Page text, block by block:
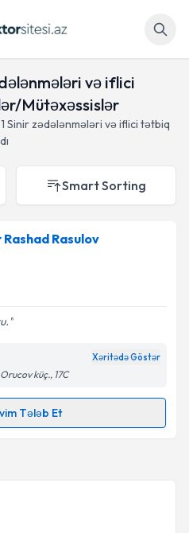
və iflici
Mütəxəssislər
1 Sinir zədələnmələri və iflici tətbiq
Smart Sorting
Rasulov
Xəritədə Göstər
küç., 17C
Tələb Et
Bu mütəxəssisdən
hazır olduqda e-poçt